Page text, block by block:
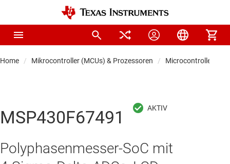
Home Mikrocontroller (MCUs) & Prozessoren Microcontrollers
MSP430F67491
Polyphasenmesser-SoC mit